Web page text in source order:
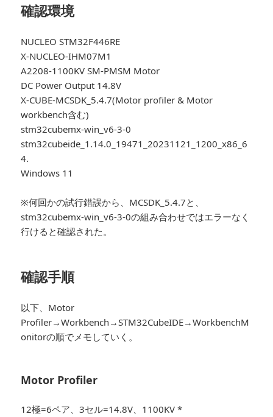
確認環境
NUCLEO STM32F446RE
X-NUCLEO-IHM07M1
A2208-1100KV SM-PMSM Motor
DC Power Output 14.8V
X-CUBE-MCSDK_5.4.7(Motor profiler & Motor
workbench含む)
stm32cubemx-win_v6-3-0
stm32cubeide_1.14.0_19471_20231121_1200_x86_6
4.
Windows 11
※何回かの試行錯誤から、MCSDK_5.4.7と、
stm32cubemx-win_v6-3-0の組み合わせではエラーなく
行けると確認された。
確認手順
以下、Motor
Profiler→Workbench→STM32CubeIDE→WorkbenchM
onitorの順でメモしていく。
Motor Profiler
12極=6ペア、3セル=14.8V、1100KV *